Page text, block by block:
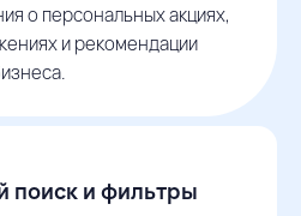
о персональных акциях,
и рекомендации
поиск и фильтры